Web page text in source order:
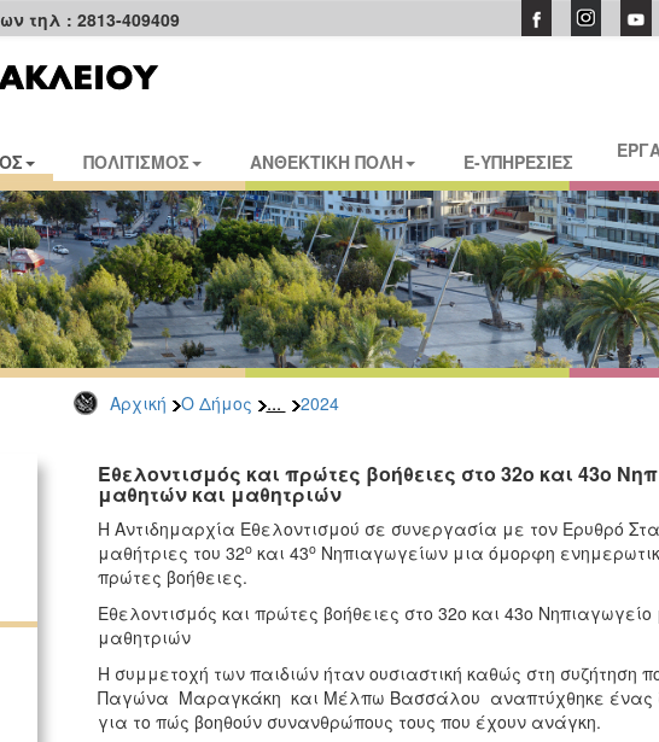
τηλ : 2813-409409
ΠΟΛΙΤΙΣΜΟΣ ΑΝΘΕΚΤΙΚΗ ΠΟΛΗ E-ΥΠΗΡΕΣΙΕΣ
Αρχική Ο Δήμος ... 2024
Εθελοντισμός και πρώτες βοήθειες στο 32ο και 43ο
μαθητών και μαθητριών
Η Αντιδημαρχία Εθελοντισμού σε συνεργασία με τον Ερυθρό
μαθήτριες του 32οκαι 43οΝηπιαγωγείων μια όμορφη
πρώτες βοήθειες.
Εθελοντισμός και πρώτες βοήθειες στο 32ο και 43ο
μαθητριών
Η συμμετοχή των παιδιών ήταν ουσιαστική καθώς στη συζήτηση
Παγώνα Μαραγκάκη και Μέλπω Βασσάλου αναπτύχθηκε ένας
για το πώς βοηθούν συνανθρώπους τους που έχουν ανάγκη.